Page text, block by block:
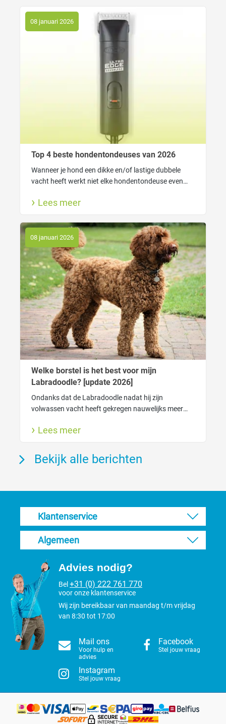
08 januari 2026
Top 4 beste hondentondeuses van 2026
Wanneer je hond een dikke en/of lastige dubbele
vacht heeft werkt niet elke hondentondeuse even
nodig om gemakkelijk door de vacht heen te kunnen
Lees meer
08 januari 2026
Welke borstel is het best voor mijn
Labradoodle? [update 2026]
Ondanks dat de Labradoodle nadat hij zijn
volwassen vacht heeft gekregen nauwelijks meer
nodig. Zo houdt je de vacht gezond.
Lees meer
Bekijk alle berichten
Klantenservice
Algemeen
Advies nodig?
Bel +31 (0) 222 761 770
voor onze klantenservice
Wij zijn bereikbaar van maandag t/m vrijdag
van 8:30 tot 17:00
Mail ons
Voor hulp en
advies
Facebook
Stel jouw vraag
Instagram
Stel jouw vraag